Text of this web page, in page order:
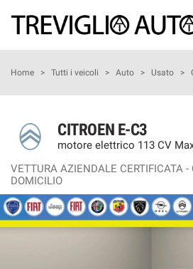
HOME
AZIENDA
VALUTA IL TUO USATO
ASSISTENZA
Home > Tutti i veicoli > Auto > Usato >
CITROEN E-C3
motore elettrico 113 CV
VETTURA AZIENDALE CERTIFICATA -
DOMICILIO
tue
preferenze
di
seguente
pannello
consente
di
esprimere
le
tue